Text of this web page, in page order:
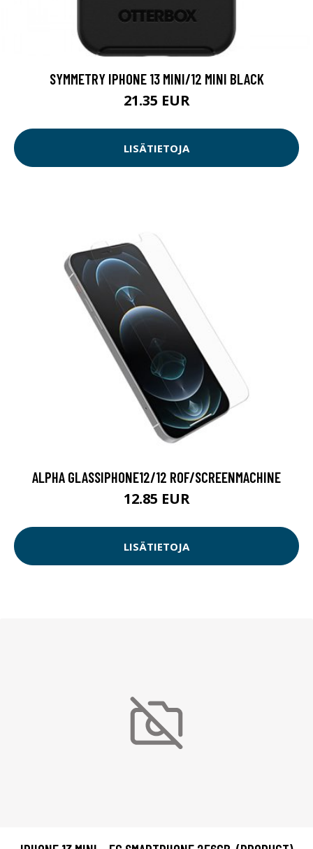
SYMMETRY IPHONE 13 MINI/12 MINI BLACK
21.35 EUR
LISÄTIETOJA
ALPHA GLASSIPHONE12/12 ROF/SCREENMACHINE
12.85 EUR
LISÄTIETOJA